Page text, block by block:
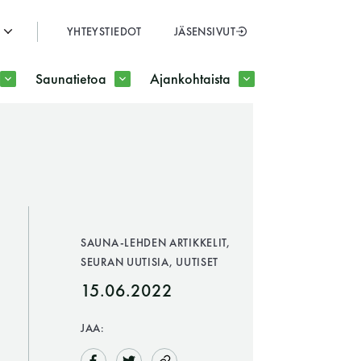
SULJE
YHTEYSTIEDOT JÄSENSIVUT
Saunatietoa Ajankohtaista
SAUNA-LEHDEN ARTIKKELIT,
SEURAN UUTISIA, UUTISET
15.06.2022
JAA: